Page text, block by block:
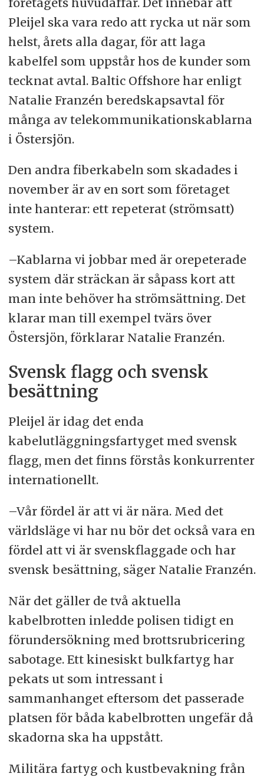
Pleijel ska vara redo att rycka ut när som
helst, årets alla dagar, för att laga
kabelfel som uppstår hos de kunder som
tecknat avtal. Baltic Offshore har enligt
Natalie Franzén beredskapsavtal för
många av telekommunikationskablarna
i Östersjön.
Den andra fiberkabeln som skadades i
november är av en sort som företaget
inte hanterar: ett repeterat (strömsatt)
system.
–Kablarna vi jobbar med är orepeterade
system där sträckan är såpass kort att
man inte behöver ha strömsättning. Det
klarar man till exempel tvärs över
Östersjön, förklarar Natalie Franzén.
Svensk flagg och svensk
besättning
Pleijel är idag det enda
kabelutläggningsfartyget med svensk
flagg, men det finns förstås konkurrenter
internationellt.
–Vår fördel är att vi är nära. Med det
världsläge vi har nu bör det också vara en
fördel att vi är svenskflaggade och har
svensk besättning, säger Natalie Franzén.
När det gäller de två aktuella
kabelbrotten inledde polisen tidigt en
förundersökning med brottsrubricering
sabotage. Ett kinesiskt bulkfartyg har
pekats ut som intressant i
sammanhanget eftersom det passerade
platsen för båda kabelbrotten ungefär då
skadorna ska ha uppstått.
Militära fartyg och kustbevakning från